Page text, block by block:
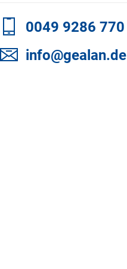
0049 9286 770
info@gealan.de